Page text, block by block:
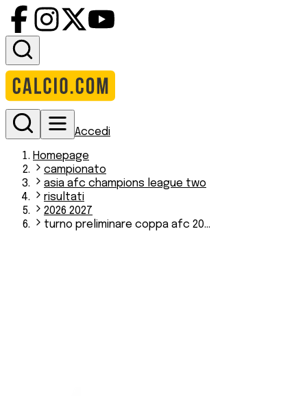
Accedi
Homepage
campionato
asia afc champions league two
risultati
2026 2027
turno preliminare coppa afc 20...